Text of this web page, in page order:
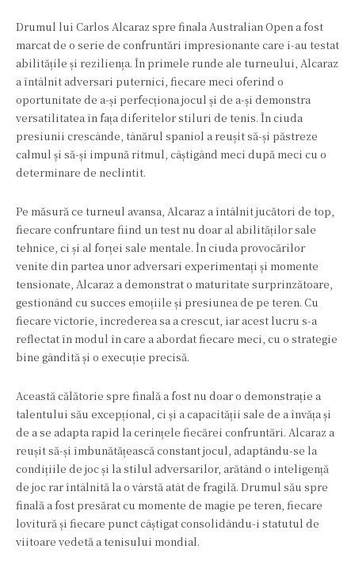
Drumul lui Carlos Alcaraz spre finala Australian Open a fost
marcat de o serie de confruntări impresionante care i-au testat
abilitățile și reziliența. În primele runde ale turneului, Alcaraz
a întâlnit adversari puternici, fiecare meci oferind o
oportunitate de a-și perfecționa jocul și de a-și demonstra
versatilitatea în fața diferitelor stiluri de tenis. În ciuda
presiunii crescânde, tânărul spaniol a reușit să-și păstreze
calmul și să-și impună ritmul, câștigând meci după meci cu o
determinare de neclintit.
Pe măsură ce turneul avansa, Alcaraz a întâlnit jucători de top,
fiecare confruntare fiind un test nu doar al abilităților sale
tehnice, ci și al forței sale mentale. În ciuda provocărilor
venite din partea unor adversari experimentați și momente
tensionate, Alcaraz a demonstrat o maturitate surprinzătoare,
gestionând cu succes emoțiile și presiunea de pe teren. Cu
fiecare victorie, încrederea sa a crescut, iar acest lucru s-a
reflectat în modul în care a abordat fiecare meci, cu o strategie
bine gândită și o execuție precisă.
Această călătorie spre finală a fost nu doar o demonstrație a
talentului său excepțional, ci și a capacității sale de a învăța și
de a se adapta rapid la cerințele fiecărei confruntări. Alcaraz a
reușit să-și îmbunătățească constant jocul, adaptându-se la
condițiile de joc și la stilul adversarilor, arătând o inteligență
de joc rar întâlnită la o vârstă atât de fragilă. Drumul său spre
finală a fost presărat cu momente de magie pe teren, fiecare
lovitură și fiecare punct câștigat consolidându-i statutul de
viitoare vedetă a tenisului mondial.